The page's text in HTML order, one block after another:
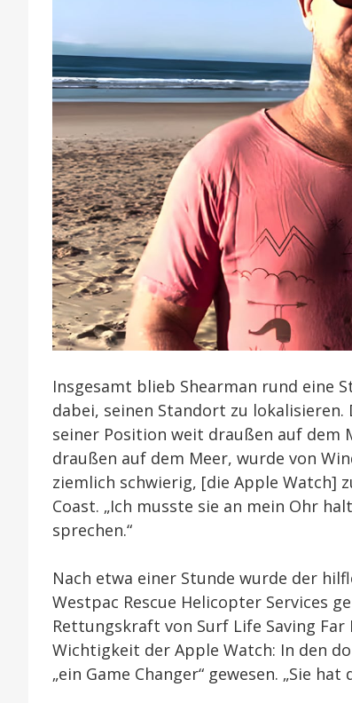
Insgesamt blieb Shearman rund eine
dabei, seinen Standort zu
seiner Position weit draußen auf dem
draußen auf dem Meer, wurde von
ziemlich schwierig, [die Apple Watch]
Coast. „Ich musste sie an mein Ohr
sprechen.“
Nach etwa einer Stunde wurde der
Westpac Rescue Helicopter Services
Rettungskraft von Surf Life Saving
Wichtigkeit der Apple Watch: In den
„ein Game Changer“ gewesen. „Sie